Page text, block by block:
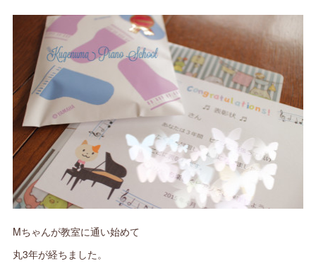
Mちゃんが教室に通い始めて
丸3年が経ちました。